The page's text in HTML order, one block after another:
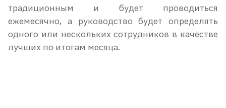
традиционным и будет проводиться
ежемесячно, а руководство будет определять
одного или нескольких сотрудников в качестве
лучших по итогам месяца.